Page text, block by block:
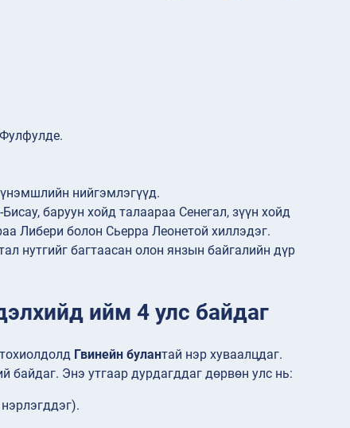
нийгэмлэгүүд.
баруун хойд талаараа Сенегал, зүүн хойд
Либери болон Сьерра Леонетой хиллэдэг.
нутгийг багтаасан олон янзын байгалийн дүр
ийм 4 улс байдаг
Гвинейн булантай нэр хуваалцдаг.
байдаг. Энэ утгаар дурдагддаг дөрвөн улс нь: